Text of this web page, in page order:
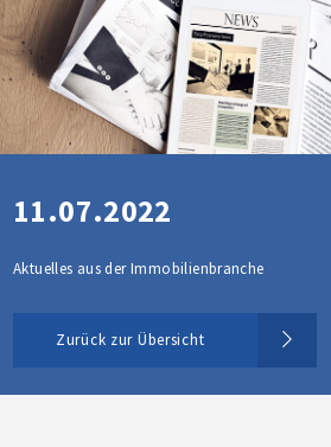
11.07.2022
Aktuelles aus der Immobilienbranche
Zurück zur Übersicht